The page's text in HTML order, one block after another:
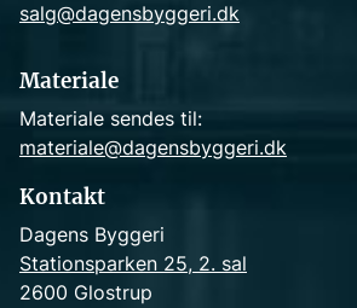
salg@dagensbyggeri.dk
Materiale
Materiale sendes til:
materiale@dagensbyggeri.dk
Kontakt
Dagens Byggeri
Stationsparken 25, 2. sal
2600 Glostrup